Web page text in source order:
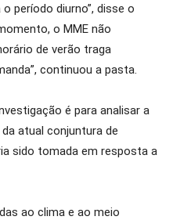
período diurno”, disse o
o MME não
de verão traga
continuou a pasta.
é para analisar a
atual conjuntura de
sido tomada em resposta a
ao clima e ao meio